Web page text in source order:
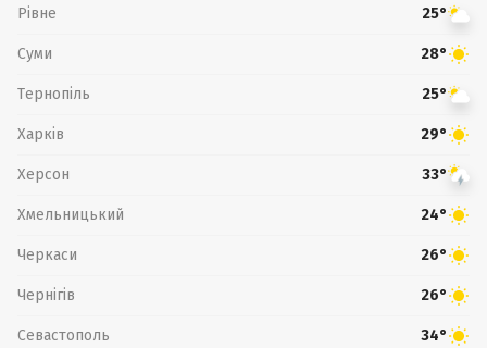
Рівне 25°
Суми 28°
Тернопіль 25°
Харків 29°
Херсон 33°
Хмельницький 24°
Черкаси 26°
Чернігів 26°
Севастополь 34°